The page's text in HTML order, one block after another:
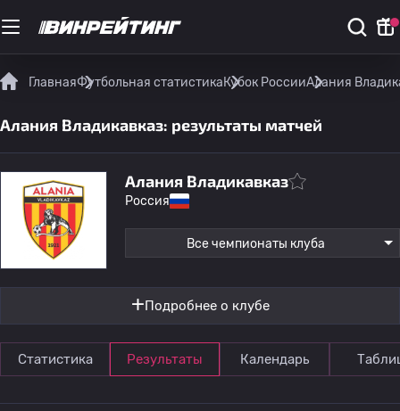
ГлавнаяФутбольная статистикаКубок РоссииАлания
Алания Владикавказ: результаты матчей
Алания Владикавказ
Россия
Все чемпионаты клуба
Подробнее о клубе
Статистика Результаты Календарь